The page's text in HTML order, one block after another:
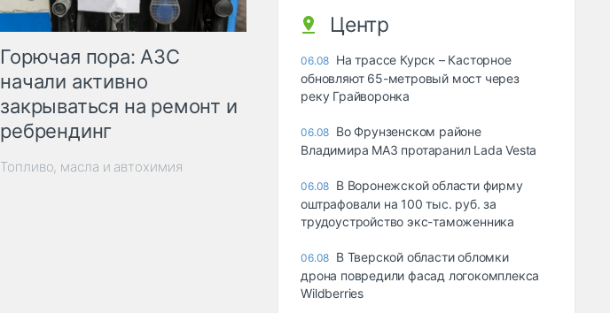
Горючая пора: АЗС
начали активно
закрываться на ремонт и
ребрендинг
Топливо, масла и автохимия
Центр
06.08 На трассе Курск – Касторное
обновляют 65-метровый мост через
реку Грайворонка
06.08 Во Фрунзенском районе
Владимира МАЗ протаранил Lada Vesta
06.08 В Воронежской области фирму
оштрафовали на 100 тыс. руб. за
трудоустройство экс-таможенника
06.08 В Тверской области обломки
дрона повредили фасад логокомплекса
Wildberries